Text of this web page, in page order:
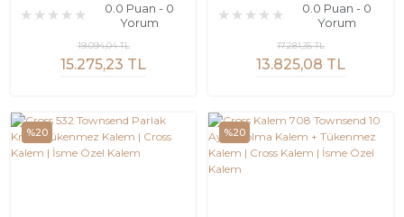
0.0 Puan - 0
Yorum
15.275,23 TL
19.094,04 TL
0.0 Puan - 0
Yorum
13.825,08 TL
17.281,35 TL
%20 %20